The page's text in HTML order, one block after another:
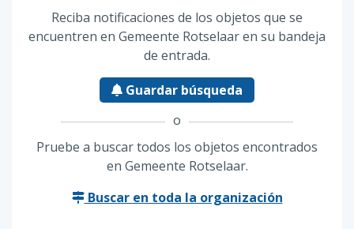
Reciba notificaciones de los objetos que se
encuentren en Gemeente Rotselaar en su bandeja
de entrada.
Guardar búsqueda
o
Pruebe a buscar todos los objetos encontrados
en Gemeente Rotselaar.
Buscar en toda la organización